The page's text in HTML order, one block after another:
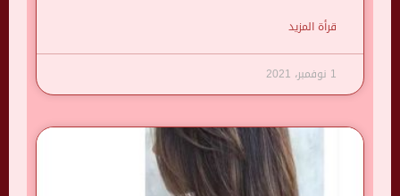
قرأة المزيد
1 نوفمبر، 2021